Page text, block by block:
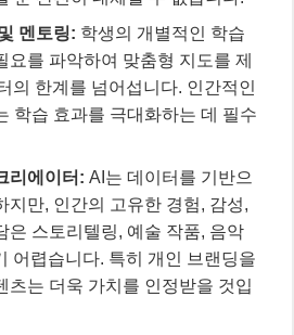
멘토링: 학생의 개별적인 학습
요를 파악하여 맞춤형 지도를 제
의 한계를 넘어섭니다. 인간적인
학습 효과를 극대화하는 데 필수
리에이터: AI는 데이터를 기반으
지만, 인간의 고유한 경험, 감성,
은 스토리텔링, 예술 작품, 음악
어렵습니다. 특히 개인 브랜딩을
츠는 더욱 가치를 인정받을 것입